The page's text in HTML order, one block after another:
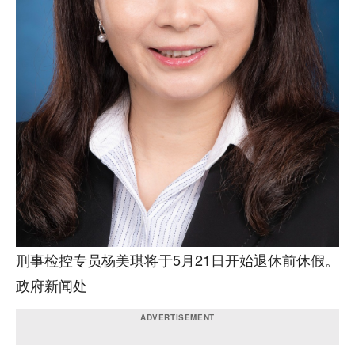
刑事检控专员杨美琪将于5月21日开始退休前休假。
政府新闻处